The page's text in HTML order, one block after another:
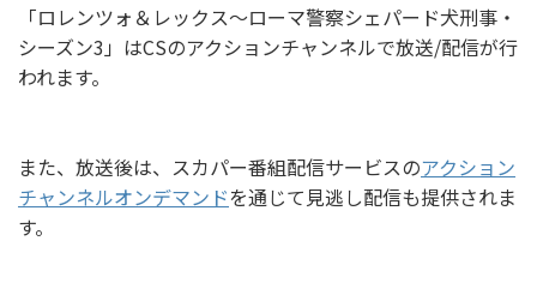
「ロレンツォ＆レックス～ローマ警察シェパード犬刑事・
シーズン3」はCSのアクションチャンネルで放送/配信が行
われます。
また、放送後は、スカパー番組配信サービスのアクション
チャンネルオンデマンドを通じて見逃し配信も提供されま
す。